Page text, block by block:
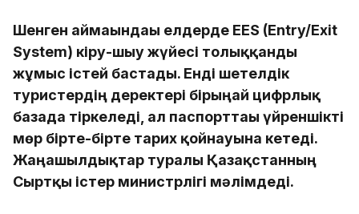
Шенген аймағындағы елдерде EES (Entry/Exit
System) кіру-шығу жүйесі толыққанды
жұмыс істей бастады. Енді шетелдік
туристердің деректері бірыңғай цифрлық
базада тіркеледі, ал паспорттағы үйреншікті
мөр бірте-бірте тарих қойнауына кетеді.
Жаңашылдықтар туралы Қазақстанның
Сыртқы істер министрлігі мәлімдеді.